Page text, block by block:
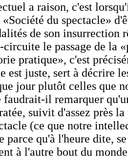
a raison, c'est
du spectacle»
de son insurrection
le passage de la
pratique», c'est
est juste, sert à décrire
jour plutôt celles que
faudrait-il remarquer
suivit d'assez près
(ce que notre
parce qu'à l'heure dite,
à l'autre bout du